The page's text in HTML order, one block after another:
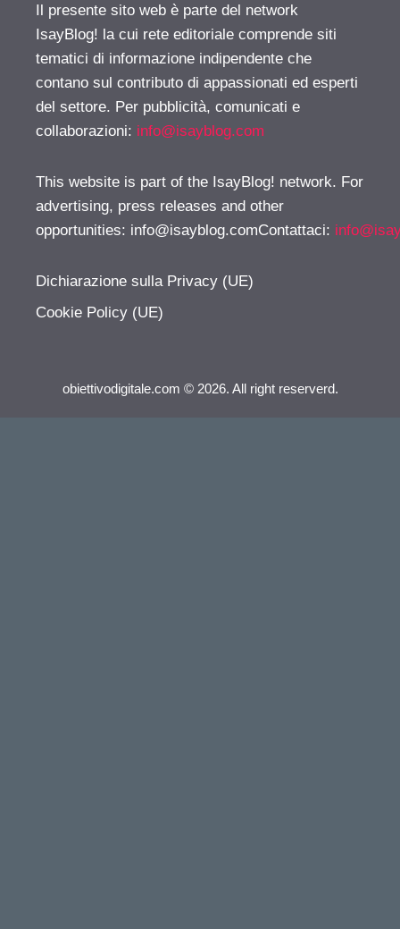
Il presente sito web è parte del network
IsayBlog! la cui rete editoriale comprende siti
tematici di informazione indipendente che
contano sul contributo di appassionati ed esperti
del settore. Per pubblicità, comunicati e
collaborazioni: info@isayblog.com
This website is part of the IsayBlog! network. For
advertising, press releases and other
opportunities: info@isayblog.comContattaci:
Dichiarazione sulla Privacy (UE)
Cookie Policy (UE)
obiettivodigitale.com © 2026. All right reserverd.